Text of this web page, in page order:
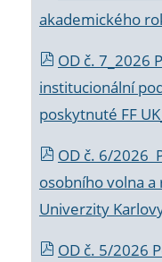
akademického
OD č. 7_2026
institucionální
poskytnuté FF
OD č. 6/2026
osobního volna
Univerzity
OD č. 5/2026